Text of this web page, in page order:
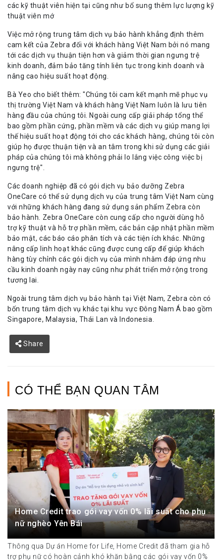
các kỹ thuật viên hiện tại cũng như bổ sung thêm lực lượng kỹ
thuật viên mớ
Việc mở rộng trung tâm dịch vụ bảo hành khẳng định thêm
cam kết của Zebra đối với khách hàng Việt Nam bởi nó mang
tới các dịch vụ thuận tiện hơn và giảm thời gian ngưng trệ
kinh doanh, đảm bảo tăng tính liên tục trong kinh doanh và
nâng cao hiệu suất hoạt động.
Bà Yeo cho biết thêm: "Chúng tôi cam kết mạnh mẽ phục vụ
thị trường Việt Nam và khách hàng Việt Nam luôn là lưu tiên
hàng đầu của chúng tôi. Ngoài cung cấp giải pháp tổng thể
bao gồm phần cứng, phần mềm và các dịch vụ giúp mang lợi
thế hiệu suất hoạt động tới cho các khách hàng, chúng tôi còn
giúp họ được thuận tiện và an tâm trong khi sử dụng các giải
pháp của chúng tôi mà không phải lo lắng việc công việc bị
ngưng trệ".
Các doanh nghiệp đã có gói dịch vụ bảo dưỡng Zebra
OneCare có thể sử dụng dịch vụ của trung tâm Việt Nam cùng
với những khách hàng đang sử dụng sản phẩm Zebra còn
bảo hành. Zebra OneCare còn cung cấp cho người dùng hỗ
trợ kỹ thuật và hỗ trợ phần mềm, các bản cập nhật phần mềm
bảo mật, các báo cáo phân tích và các tiện ích khác. Những
nâng cấp linh hoạt khác cũng được cung cấp để giúp khách
hàng tùy chỉnh các gói dịch vụ của mình nhằm đáp ứng nhu
cầu kinh doanh ngày nay cũng như phát triển mở rộng trong
tương lai.
Ngoài trung tâm dịch vụ bảo hành tại Việt Nam, Zebra còn có
bốn trung tâm dịch vụ khác tại khu vực Đông Nam Á bao gồm
Singapore, Malaysia, Thái Lan và Indonesia.
Share
CÓ THỂ BẠN QUAN TÂM
Home Credit trao gói vay vốn 0% lãi suất cho phụ
nữ nghèo Yên Bái
Thông qua Dự án Home for Life, Home Credit đã tham gia hỗ
trợ phụ nữ có hoàn cảnh khó khăn bằng các gói vay vốn 0%